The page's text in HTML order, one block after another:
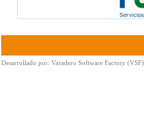
Desarrollado por: Varadero Software Factory (VSF)